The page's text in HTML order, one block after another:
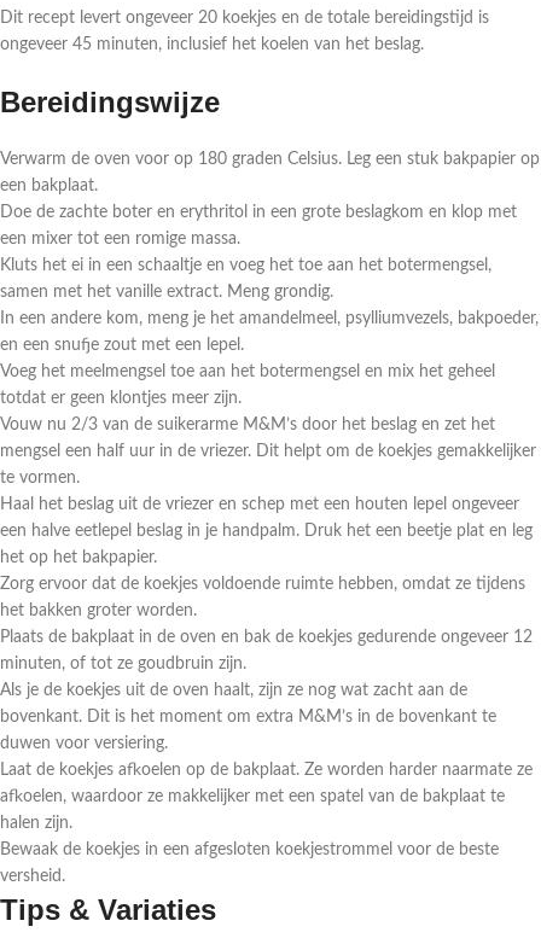
Dit recept levert ongeveer 20 koekjes en de totale bereidingstijd is
ongeveer 45 minuten, inclusief het koelen van het beslag.
Bereidingswijze
Verwarm de oven voor op 180 graden Celsius. Leg een stuk bakpapier op
een bakplaat.
Doe de zachte boter en erythritol in een grote beslagkom en klop met
een mixer tot een romige massa.
Kluts het ei in een schaaltje en voeg het toe aan het botermengsel,
samen met het vanille extract. Meng grondig.
In een andere kom, meng je het amandelmeel, psylliumvezels, bakpoeder,
en een snufje zout met een lepel.
Voeg het meelmengsel toe aan het botermengsel en mix het geheel
totdat er geen klontjes meer zijn.
Vouw nu 2/3 van de suikerarme M&M’s door het beslag en zet het
mengsel een half uur in de vriezer. Dit helpt om de koekjes gemakkelijker
te vormen.
Haal het beslag uit de vriezer en schep met een houten lepel ongeveer
een halve eetlepel beslag in je handpalm. Druk het een beetje plat en leg
het op het bakpapier.
Zorg ervoor dat de koekjes voldoende ruimte hebben, omdat ze tijdens
het bakken groter worden.
Plaats de bakplaat in de oven en bak de koekjes gedurende ongeveer 12
minuten, of tot ze goudbruin zijn.
Als je de koekjes uit de oven haalt, zijn ze nog wat zacht aan de
bovenkant. Dit is het moment om extra M&M’s in de bovenkant te
duwen voor versiering.
Laat de koekjes afkoelen op de bakplaat. Ze worden harder naarmate ze
afkoelen, waardoor ze makkelijker met een spatel van de bakplaat te
halen zijn.
Bewaak de koekjes in een afgesloten koekjestrommel voor de beste
versheid.
Tips & Variaties